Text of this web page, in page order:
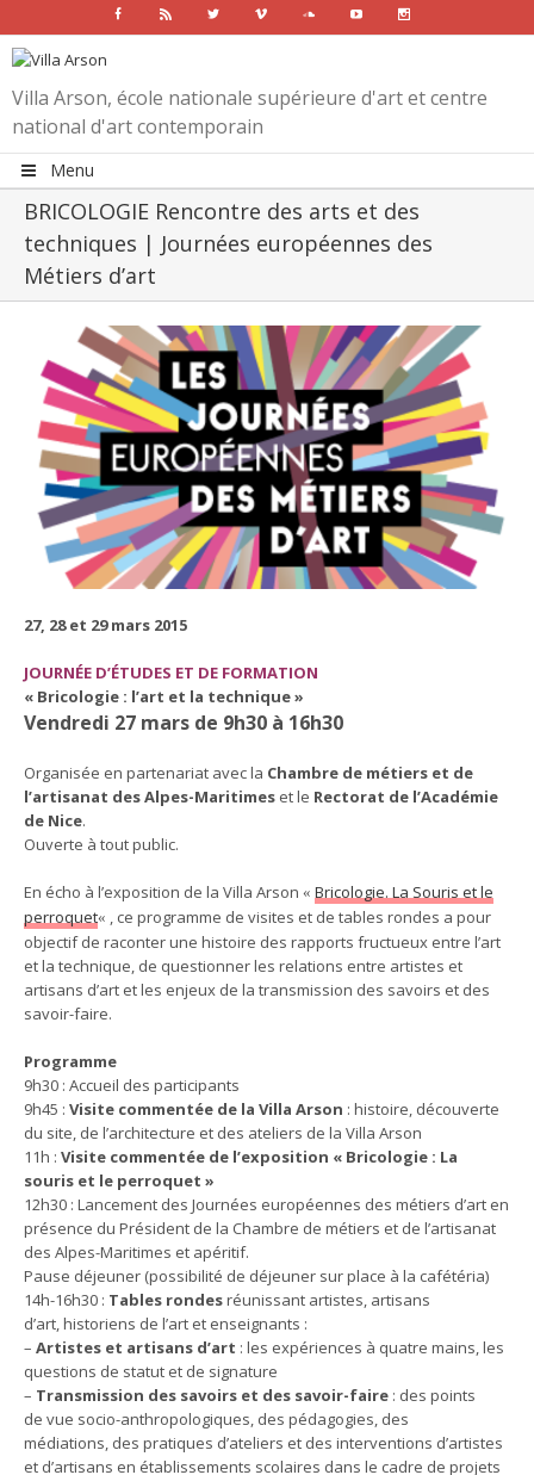
Facebook Rss Twitter Vimeo SoundcloudYoutube
Villa Arson, école nationale supérieure d'art et centre
national d'art contemporain
Menu
BRICOLOGIE Rencontre des arts et des
techniques | Journées européennes des
Métiers d’art
Larger
Image
27, 28 et 29 mars 2015
JOURNÉE D’ÉTUDES ET DE FORMATION
« Bricologie : l’art et la technique »
Vendredi 27 mars de 9h30 à 16h30
Organisée en partenariat avec la Chambre de métiers et de
l’artisanat des Alpes-Maritimes et le Rectorat de l’Académie
de Nice.
Ouverte à tout public.
En écho à l’exposition de la Villa Arson « Bricologie. La Souris et le
perroquet« , ce programme de visites et de tables rondes a pour
objectif de raconter une histoire des rapports fructueux entre l’art
et la technique, de questionner les relations entre artistes et
artisans d’art et les enjeux de la transmission des savoirs et des
savoir-faire.
Programme
9h30 : Accueil des participants
9h45 : Visite commentée de la Villa Arson : histoire, découverte
du site, de l’architecture et des ateliers de la Villa Arson
11h : Visite commentée de l’exposition « Bricologie : La
souris et le perroquet »
12h30 : Lancement des Journées européennes des métiers d’art en
présence du Président de la Chambre de métiers et de l’artisanat
des Alpes-Maritimes et apéritif.
Pause déjeuner (possibilité de déjeuner sur place à la cafétéria)
14h-16h30 : Tables rondesréunissant artistes, artisans
d’art, historiens de l’art et enseignants :
– Artistes et artisans d’art : les expériences à quatre mains, les
questions de statut et de signature
– Transmission des savoirs et des savoir-faire : des points
de vue socio-anthropologiques, des pédagogies, des
médiations, des pratiques d’ateliers et des interventions d’artistes
et d’artisans en établissements scolaires dans le cadre de projets